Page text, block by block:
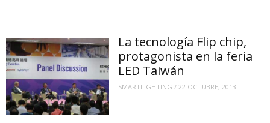
La tecnología Flip chip,
protagonista en la feria
LED Taiwán
SMARTLIGHTING /22 OCTUBRE, 2013